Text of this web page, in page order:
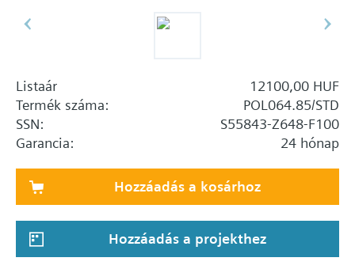
Listaár
12100,00 HUF
Termék száma:
POL064.85/STD
SSN:
S55843-Z648-F100
Garancia:
24 hónap
Hozzáadás a kosárhoz
Hozzáadás a projekthez